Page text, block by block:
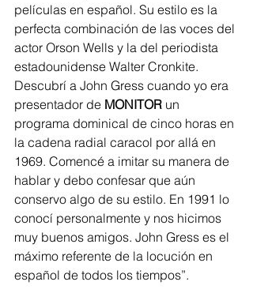
películas en español. Su estilo es la
perfecta combinación de las voces del
actor Orson Wells y la del periodista
estadounidense Walter Cronkite.
Descubrí a John Gress cuando yo era
presentador de MONITOR un
programa dominical de cinco horas en
la cadena radial caracol por allá en
1969. Comencé a imitar su manera de
hablar y debo confesar que aún
conservo algo de su estilo. En 1991 lo
conocí personalmente y nos hicimos
muy buenos amigos. John Gress es el
máximo referente de la locución en
español de todos los tiempos”.